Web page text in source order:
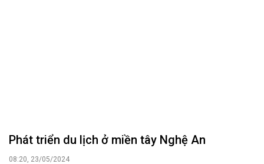
Phát triển du lịch ở miền tây Nghệ An
08:20, 23/05/2024